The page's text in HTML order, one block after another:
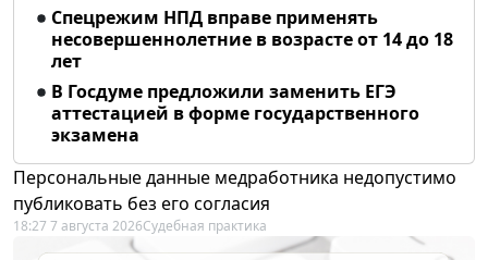
Спецрежим НПД вправе применять
несовершеннолетние в возрасте от 14 до 18
лет
В Госдуме предложили заменить ЕГЭ
аттестацией в форме государственного
экзамена
Персональные данные медработника недопустимо
публиковать без его согласия
18:27 7 августа 2026Судебная практика